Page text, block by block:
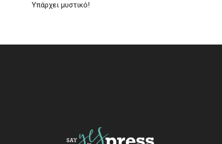
Υπάρχει μυστικό!